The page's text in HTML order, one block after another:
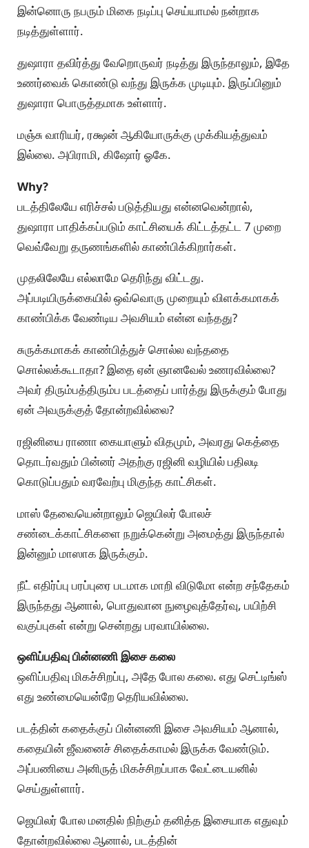
இன்னொரு நபரும் மிகை நடிப்பு செய்யாமல் நன்றாக
நடித்துள்ளார்.
துஷாரா தவிர்த்து வேறொருவர் நடித்து இருந்தாலும், இதே
உணர்வைக் கொண்டு வந்து இருக்க முடியும். இருப்பினும்
துஷாரா பொருத்தமாக உள்ளார்.
மஞ்சு வாரியர், ரக்ஷன் ஆகியோருக்கு முக்கியத்துவம்
இல்லை. அபிராமி, கிஷோர் ஓகே.
Why?
படத்திலேயே எரிச்சல் படுத்தியது என்னவென்றால்,
துஷாரா பாதிக்கப்படும் காட்சியைக் கிட்டத்தட்ட 7 முறை
வெவ்வேறு தருணங்களில் காண்பிக்கிறார்கள்.
முதலிலேயே எல்லாமே தெரிந்து விட்டது.
அப்படியிருக்கையில் ஒவ்வொரு முறையும் விளக்கமாகக்
காண்பிக்க வேண்டிய அவசியம் என்ன வந்தது?
சுருக்கமாகக் காண்பித்துச் சொல்ல வந்ததை
சொல்லக்கூடாதா? இதை ஏன் ஞானவேல் உணரவில்லை?
அவர் திரும்பத்திரும்ப படத்தைப் பார்த்து இருக்கும் போது
ஏன் அவருக்குத் தோன்றவில்லை?
ரஜினியை ராணா கையாளும் விதமும், அவரது கெத்தை
தொடர்வதும் பின்னர் அதற்கு ரஜினி வழியில் பதிலடி
கொடுப்பதும் வரவேற்பு மிகுந்த காட்சிகள்.
மாஸ் தேவையென்றாலும் ஜெயிலர் போலச்
சண்டைக்காட்சிகளை நறுக்கென்று அமைத்து இருந்தால்
இன்னும் மாஸாக இருக்கும்.
நீட் எதிர்ப்பு பரப்புரை படமாக மாறி விடுமோ என்ற சந்தேகம்
இருந்தது ஆனால், பொதுவான நுழைவுத்தேர்வு, பயிற்சி
வகுப்புகள் என்று சென்றது பரவாயில்லை.
ஒளிப்பதிவு பின்னணி இசை கலை
ஒளிப்பதிவு மிகச்சிறப்பு, அதே போல கலை. எது செட்டிங்ஸ்
எது உண்மையென்றே தெரியவில்லை.
படத்தின் கதைக்குப் பின்னணி இசை அவசியம் ஆனால்,
கதையின் ஜீவனைச் சிதைக்காமல் இருக்க வேண்டும்.
அப்பணியை அனிருத் மிகச்சிறப்பாக வேட்டையனில்
செய்துள்ளார்.
ஜெயிலர் போல மனதில் நிற்கும் தனித்த இசையாக எதுவும்
தோன்றவில்லை ஆனால், படத்தின்